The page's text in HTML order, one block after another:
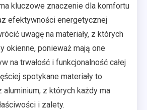
kluczowe znaczenie dla komfortu
efektywności energetycznej
uwagę na materiały, z których
okienne, ponieważ mają one
na trwałość i funkcjonalność całej
spotykane materiały to
aluminium, z których każdy ma
i zalety.